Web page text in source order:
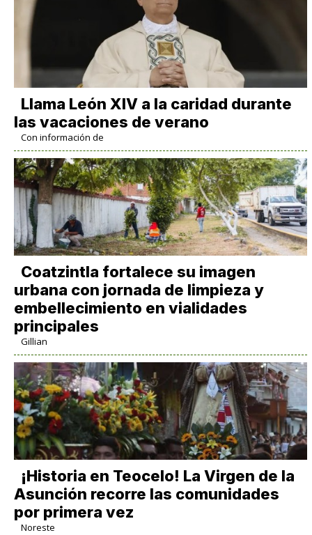
Llama León XIV a la caridad durante
las vacaciones de verano
Con información de
Coatzintla fortalece su imagen
urbana con jornada de limpieza y
embellecimiento en vialidades
principales
Gillian
​¡Historia en Teocelo! La Virgen de la
Asunción recorre las comunidades
por primera vez
Noreste